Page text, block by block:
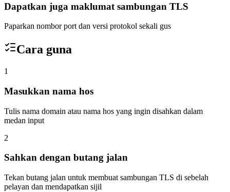
Dapatkan juga maklumat sambungan TLS
Paparkan nombor port dan versi protokol sekali gus
Cara guna
1
Masukkan nama hos
Tulis nama domain atau nama hos yang ingin disahkan dalam
medan input
2
Sahkan dengan butang jalan
Tekan butang jalan untuk membuat sambungan TLS di sebelah
pelayan dan mendapatkan sijil